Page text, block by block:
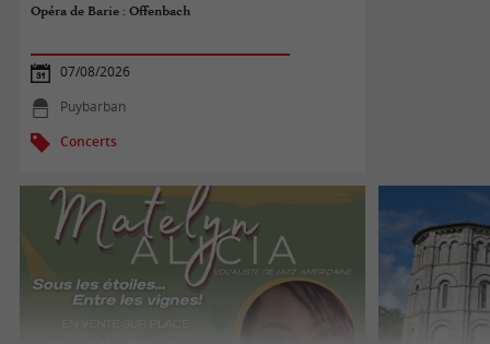
Opéra de Barie : Offenbach
07/08/2026
Puybarban
Concerts